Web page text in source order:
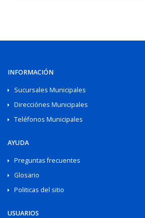
INFORMACIÓN
Sucursales Municipales
Direcciónes Municipales
Teléfonos Municipales
AYUDA
Preguntas frecuentes
Glosario
Politicas del sitio
USUARIOS